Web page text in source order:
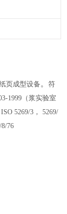
页成型设备。符
1999（浆实验室
5269/3， 5269/
76